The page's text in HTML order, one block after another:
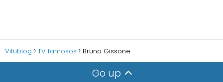
Vitublog TV famosos Bruno Gissone
Go up